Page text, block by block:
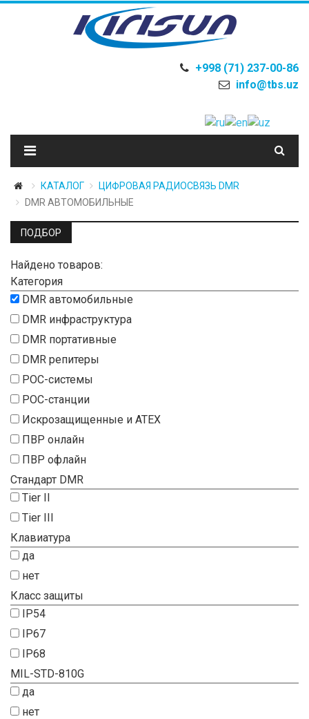
+998 (71) 237-00-86
info@tbs.uz
КАТАЛОГ
ЦИФРОВАЯ РАДИОСВЯЗЬ DMR
DMR АВТОМОБИЛЬНЫЕ
ПОДБОР
Найдено товаров:
Категория
DMR автомобильные
DMR инфраструктура
DMR портативные
DMR репитеры
POC-системы
POC-станции
Искрозащищенные и ATEX
ПВР онлайн
ПВР офлайн
Стандарт DMR
Tier II
Tier III
Клавиатура
да
нет
Класс защиты
IP54
IP67
IP68
MIL-STD-810G
да
нет